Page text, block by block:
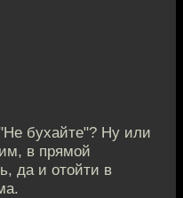
бухайте"? Ну или
в прямой
да и отойти в